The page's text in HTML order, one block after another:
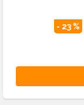
- 23 %